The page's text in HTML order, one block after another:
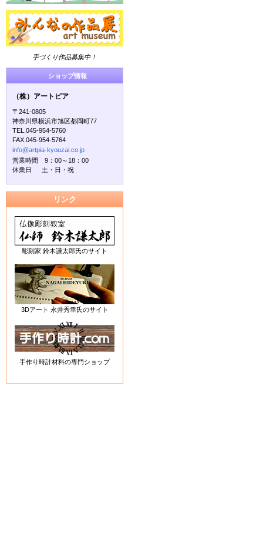
手づくり作品募集中！
ショップ情報
（株）アートピア
〒241-0805
神奈川県横浜市旭区都岡町77
TEL.045-954-5760
FAX.045-954-5764
info@artpia-kyouzai.co.jp
営業時間 9：00～18：00
休業日 土・日・祝
リンク
彫刻家 鈴木謙太郎氏のサイト
3Dアート 永井秀幸氏のサイト
手作り時計材料の専門ショップ